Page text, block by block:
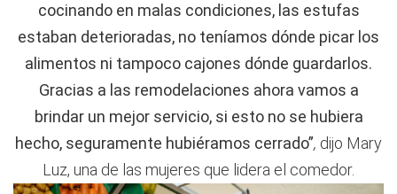
cocinando en malas condiciones, las estufas
estaban deterioradas, no teníamos dónde picar los
alimentos ni tampoco cajones dónde guardarlos.
Gracias a las remodelaciones ahora vamos a
brindar un mejor servicio, si esto no se hubiera
hecho, seguramente hubiéramos cerrado”, dijo Mary
Luz, una de las mujeres que lidera el comedor.